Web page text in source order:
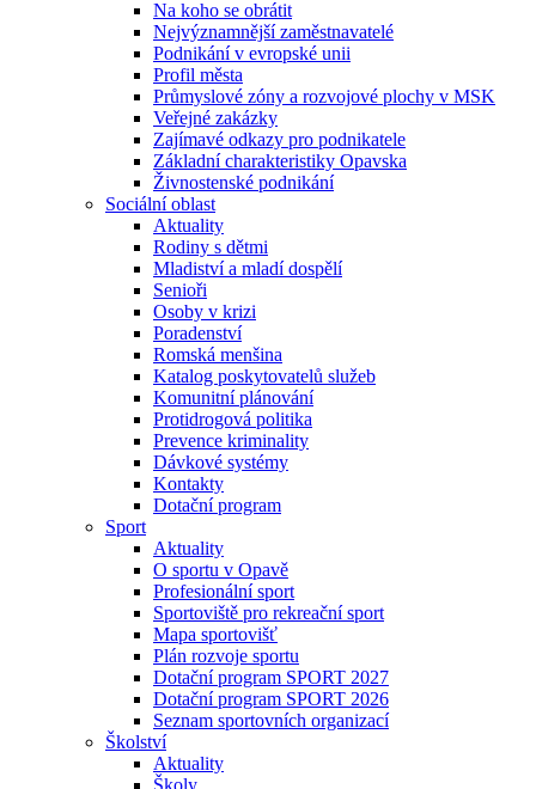
Na koho se obrátit
Nejvýznamnější zaměstnavatelé
Podnikání v evropské unii
Profil města
Průmyslové zóny a rozvojové plochy v MSK
Veřejné zakázky
Zajímavé odkazy pro podnikatele
Základní charakteristiky Opavska
Živnostenské podnikání
Sociální oblast
Aktuality
Rodiny s dětmi
Mladiství a mladí dospělí
Senioři
Osoby v krizi
Poradenství
Romská menšina
Katalog poskytovatelů služeb
Komunitní plánování
Protidrogová politika
Prevence kriminality
Dávkové systémy
Kontakty
Dotační program
Sport
Aktuality
O sportu v Opavě
Profesionální sport
Sportoviště pro rekreační sport
Mapa sportovišť
Plán rozvoje sportu
Dotační program SPORT 2027
Dotační program SPORT 2026
Seznam sportovních organizací
Školství
Aktuality